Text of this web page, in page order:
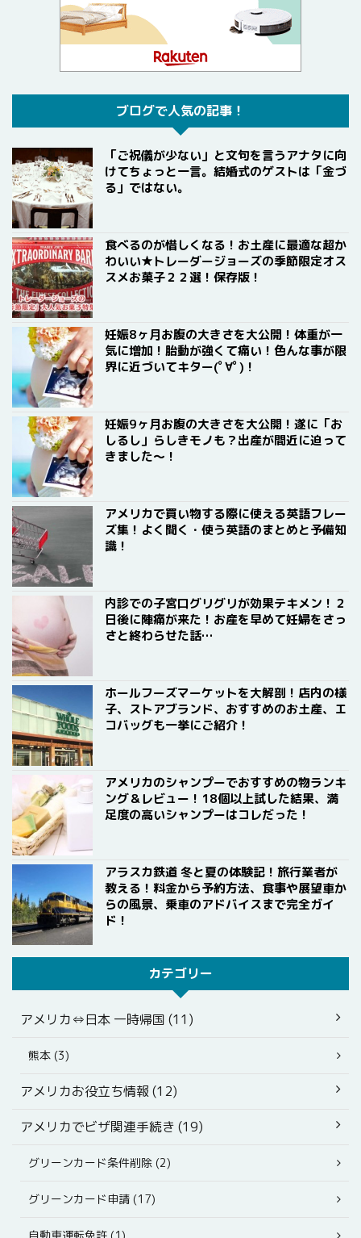
ブログで人気の記事！
「ご祝儀が少ない」と文句を言うアナタに向
けてちょっと一言。結婚式のゲストは「金づ
る」ではない。
食べるのが惜しくなる！お土産に最適な超か
わいい★トレーダージョーズの季節限定オス
スメお菓子２２選！保存版！
妊娠8ヶ月お腹の大きさを大公開！体重が一
気に増加！胎動が強くて痛い！色んな事が限
界に近づいてキター(ﾟ∀ﾟ)！
妊娠9ヶ月お腹の大きさを大公開！遂に「お
しるし」らしきモノも？出産が間近に迫って
きました〜！
アメリカで買い物する際に使える英語フレー
ズ集！よく聞く・使う英語のまとめと予備知
識！
内診での子宮口グリグリが効果テキメン！２
日後に陣痛が来た！お産を早めて妊婦をさっ
さと終わらせた話…
ホールフーズマーケットを大解剖！店内の様
子、ストアブランド、おすすめのお土産、エ
コバッグも一挙にご紹介！
アメリカのシャンプーでおすすめの物ランキ
ング＆レビュー！18個以上試した結果、満
足度の高いシャンプーはコレだった！
アラスカ鉄道 冬と夏の体験記！旅行業者が
教える！料金から予約方法、食事や展望車か
らの風景、乗車のアドバイスまで完全ガイ
ド！
カテゴリー
アメリカ⇔日本 一時帰国 (11)
熊本 (3)
アメリカお役立ち情報 (12)
アメリカでビザ関連手続き (19)
グリーンカード条件削除 (2)
グリーンカード申請 (17)
自動車運転免許 (1)